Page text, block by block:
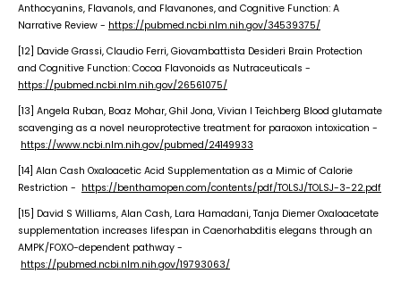
Anthocyanins, Flavanols, and Flavanones, and Cognitive Function: A
Narrative Review - https://pubmed.ncbi.nlm.nih.gov/34539375/
[12] Davide Grassi, Claudio Ferri, Giovambattista Desideri Brain Protection
and Cognitive Function: Cocoa Flavonoids as Nutraceuticals -
https://pubmed.ncbi.nlm.nih.gov/26561075/
[13] Angela Ruban, Boaz Mohar, Ghil Jona, Vivian I Teichberg Blood glutamate
scavenging as a novel neuroprotective treatment for paraoxon intoxication -
https://www.ncbi.nlm.nih.gov/pubmed/24149933
[14] Alan Cash Oxaloacetic Acid Supplementation as a Mimic of Calorie
Restriction - https://benthamopen.com/contents/pdf/TOLSJ/TOLSJ-3-22.pdf
[15] David S Williams, Alan Cash, Lara Hamadani, Tanja Diemer Oxaloacetate
supplementation increases lifespan in Caenorhabditis elegans through an
AMPK/FOXO-dependent pathway -
https://pubmed.ncbi.nlm.nih.gov/19793063/